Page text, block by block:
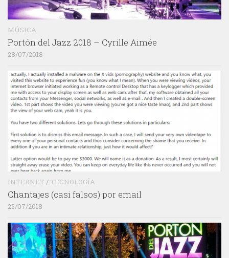
MÚSICA
Portón del Jazz 2018 – Cyrille Aimée
28/07/2018
INTERNET / TECNOLOGÍA
Chantajes (casi falsos) por email
25/07/2018